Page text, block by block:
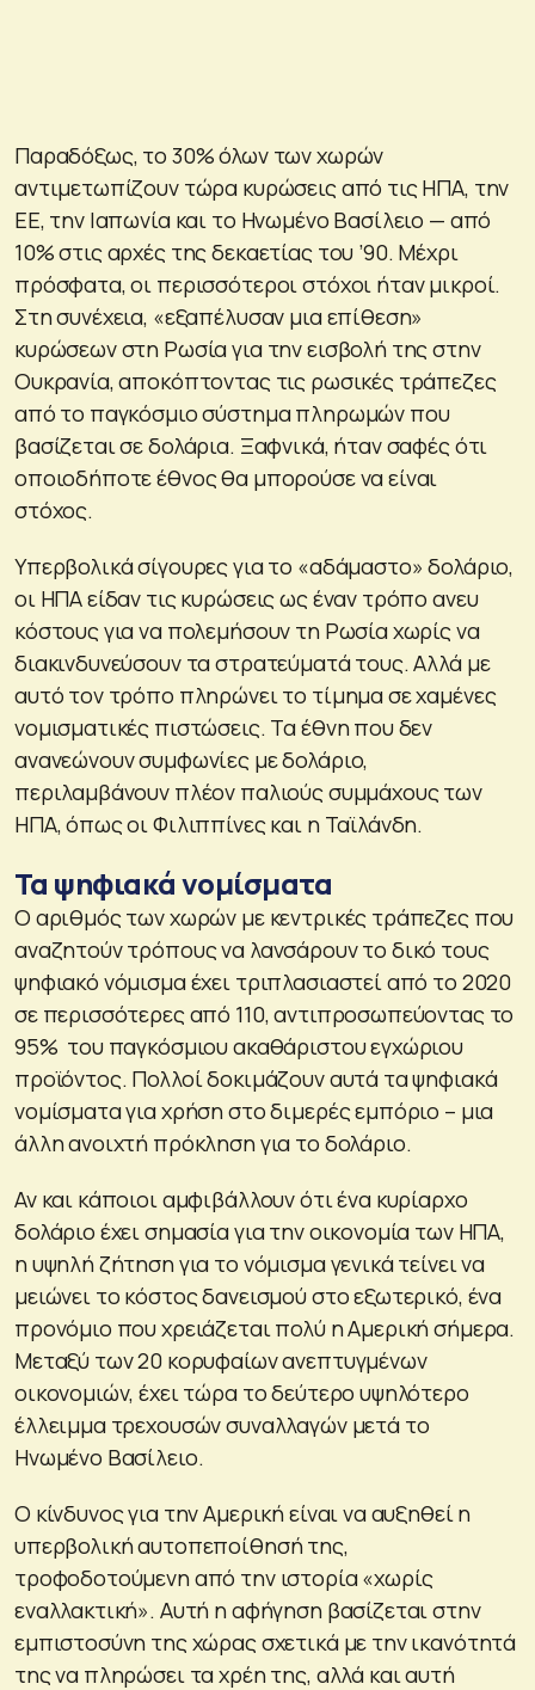
Παραδόξως, το 30% όλων των χωρών
αντιμετωπίζουν τώρα κυρώσεις από τις ΗΠΑ, την
ΕΕ, την Ιαπωνία και το Ηνωμένο Βασίλειο — από
10% στις αρχές της δεκαετίας του ’90. Μέχρι
πρόσφατα, οι περισσότεροι στόχοι ήταν μικροί.
Στη συνέχεια, «εξαπέλυσαν μια επίθεση»
κυρώσεων στη Ρωσία για την εισβολή της στην
Ουκρανία, αποκόπτοντας τις ρωσικές τράπεζες
από το παγκόσμιο σύστημα πληρωμών που
βασίζεται σε δολάρια. Ξαφνικά, ήταν σαφές ότι
οποιοδήποτε έθνος θα μπορούσε να είναι
στόχος.
Υπερβολικά σίγουρες για το «αδάμαστο» δολάριο,
οι ΗΠΑ είδαν τις κυρώσεις ως έναν τρόπο ανευ
κόστους για να πολεμήσουν τη Ρωσία χωρίς να
διακινδυνεύσουν τα στρατεύματά τους. Αλλά με
αυτό τον τρόπο πληρώνει το τίμημα σε χαμένες
νομισματικές πιστώσεις. Τα έθνη που δεν
ανανεώνουν συμφωνίες με δολάριο,
περιλαμβάνουν πλέον παλιούς συμμάχους των
ΗΠΑ, όπως οι Φιλιππίνες και η Ταϊλάνδη.
Τα ψηφιακά νομίσματα
Ο αριθμός των χωρών με κεντρικές τράπεζες που
αναζητούν τρόπους να λανσάρουν το δικό τους
ψηφιακό νόμισμα έχει τριπλασιαστεί από το 2020
σε περισσότερες από 110, αντιπροσωπεύοντας το
95% του παγκόσμιου ακαθάριστου εγχώριου
προϊόντος. Πολλοί δοκιμάζουν αυτά τα ψηφιακά
νομίσματα για χρήση στο διμερές εμπόριο – μια
άλλη ανοιχτή πρόκληση για το δολάριο.
Αν και κάποιοι αμφιβάλλουν ότι ένα κυρίαρχο
δολάριο έχει σημασία για την οικονομία των ΗΠΑ,
η υψηλή ζήτηση για το νόμισμα γενικά τείνει να
μειώνει το κόστος δανεισμού στο εξωτερικό, ένα
προνόμιο που χρειάζεται πολύ η Αμερική σήμερα.
Μεταξύ των 20 κορυφαίων ανεπτυγμένων
οικονομιών, έχει τώρα το δεύτερο υψηλότερο
έλλειμμα τρεχουσών συναλλαγών μετά το
Ηνωμένο Βασίλειο.
Ο κίνδυνος για την Αμερική είναι να αυξηθεί η
υπερβολική αυτοπεποίθησή της,
τροφοδοτούμενη από την ιστορία «χωρίς
εναλλακτική». Αυτή η αφήγηση βασίζεται στην
εμπιστοσύνη της χώρας σχετικά με την ικανότητά
της να πληρώσει τα χρέη της, αλλά και αυτή